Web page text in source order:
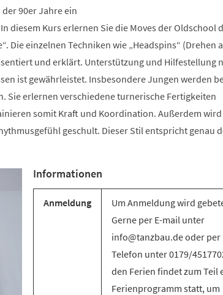
90er Jahre ein
diesem Kurs erlernen Sie die Moves der Oldschool
Die einzelnen Techniken wie „Headspins“ (Drehen
und erklärt. Unterstützung und Hilfestellung
ist gewährleistet. Insbesondere Jungen werden
Sie erlernen verschiedene turnerische Fertigkeiten
somit Kraft und Koordination. Außerdem
geschult. Dieser Stil entspricht genau
Informationen
Anmeldung
Um Anmeldung wird
Gerne per E-mail unter
info@tanzbau.de oder per
Telefon unter 0179/
den Ferien findet zum Teil
Ferienprogramm statt, um